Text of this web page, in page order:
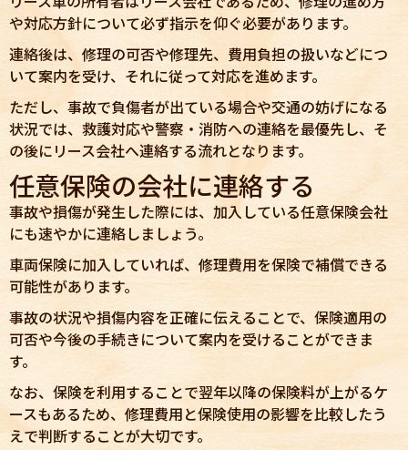
や対応方針について必ず指示を仰ぐ必要があります。
連絡後は、修理の可否や修理先、費用負担の扱いなどにつ
いて案内を受け、それに従って対応を進めます。
ただし、事故で負傷者が出ている場合や交通の妨げになる
状況では、救護対応や警察・消防への連絡を最優先し、そ
の後にリース会社へ連絡する流れとなります。
任意保険の会社に連絡する
事故や損傷が発生した際には、加入している任意保険会社
にも速やかに連絡しましょう。
車両保険に加入していれば、修理費用を保険で補償できる
可能性があります。
事故の状況や損傷内容を正確に伝えることで、保険適用の
可否や今後の手続きについて案内を受けることができま
す。
なお、保険を利用することで翌年以降の保険料が上がるケ
ースもあるため、修理費用と保険使用の影響を比較したう
えで判断することが大切です。